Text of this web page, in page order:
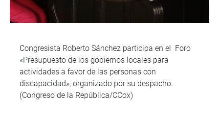
Congresista Roberto Sánchez participa en el Foro
«Presupuesto de los gobiernos locales para
actividades a favor de las personas con
discapacidad», organizado por su despacho.
(Congreso de la República/CCox)